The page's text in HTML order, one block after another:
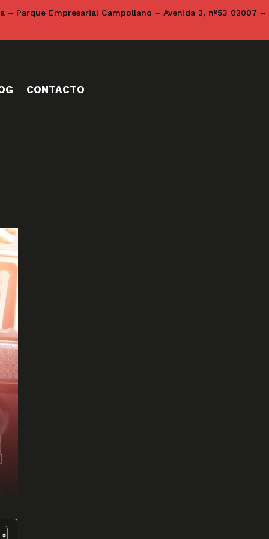
– Parque Empresarial Campollano – Avenida 2, nº53 02007 –
CONTACTO